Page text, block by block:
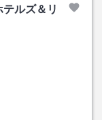
ルズ＆リ